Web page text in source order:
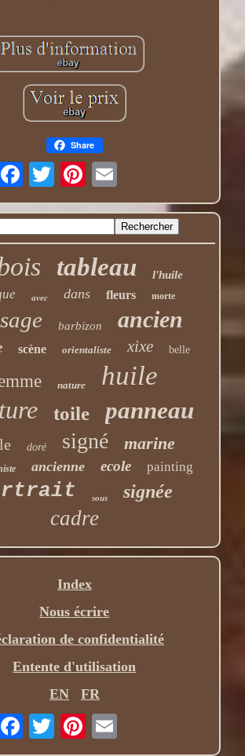
Share
tableau l'huile
avec dans fleurs morte
barbizon ancien
scène orientaliste xixe belle
nature huile
toile panneau
doré signé marine
ancienne ecole painting
sous signée
cadre
Index
Nous écrire
de confidentialité
Entente d'utilisation
EN
FR